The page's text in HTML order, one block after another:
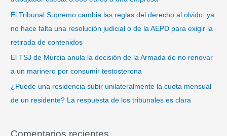
:
El Tribunal Supremo cambia las reglas del derecho al olvido: ya
no hace falta una resolución judicial o de la AEPD para exigir la
retirada de contenidos
El TSJ de Murcia anula la decisión de la Armada de no renovar
a un marinero por consumir testosterona
¿Puede una residencia subir unilateralmente la cuota mensual
de un residente? La respuesta de los tribunales es clara
Comentarios recientes